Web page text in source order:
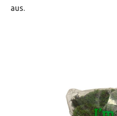
aus.